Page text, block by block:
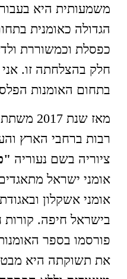
משמעותית היא
הגדולה כאומנית
כפסלת וכמשוררת
חלק בהצלחתה זו.
בתחום האומנות
מאז שנת
רבות ברחבי הארץ
ציוריה בשם נעוריה
אומני ישראל
אומני אשקלון
בישראל חיפה. קורות
את תשוקתה היא